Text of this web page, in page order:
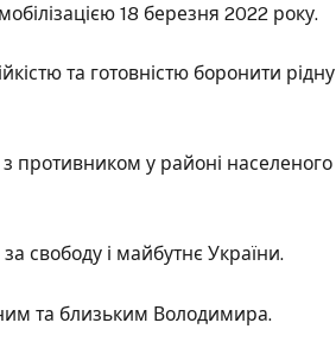
18 березня 2022 року.
та готовністю боронити рідну
противником у районі населеного
свободу і майбутнє України.
та близьким Володимира.